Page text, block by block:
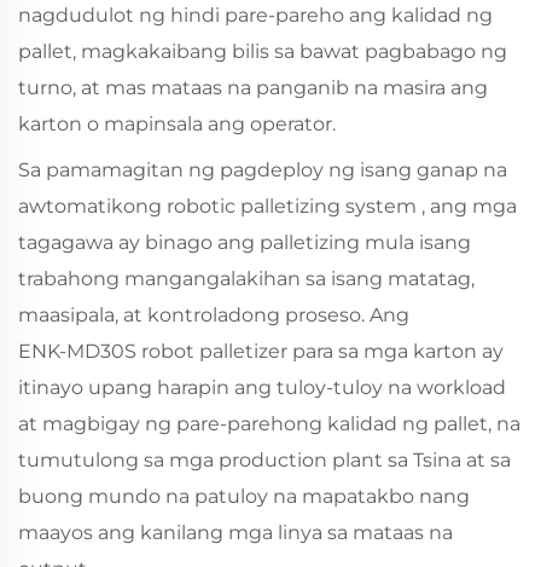
nagdudulot ng hindi pare-pareho ang kalidad ng
pallet, magkakaibang bilis sa bawat pagbabago ng
turno, at mas mataas na panganib na masira ang
karton o mapinsala ang operator.
Sa pamamagitan ng pagdeploy ng isang ganap na
awtomatikong robotic palletizing system , ang mga
tagagawa ay binago ang palletizing mula isang
trabahong mangangalakihan sa isang matatag,
maasipala, at kontroladong proseso. Ang
ENK‑MD30S robot palletizer para sa mga karton ay
itinayo upang harapin ang tuloy-tuloy na workload
at magbigay ng pare-parehong kalidad ng pallet, na
tumutulong sa mga production plant sa Tsina at sa
buong mundo na patuloy na mapatakbo nang
maayos ang kanilang mga linya sa mataas na